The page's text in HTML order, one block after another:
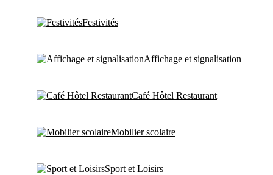
Festivités
Affichage et signalisation
Café Hôtel Restaurant
Mobilier scolaire
Sport et Loisirs